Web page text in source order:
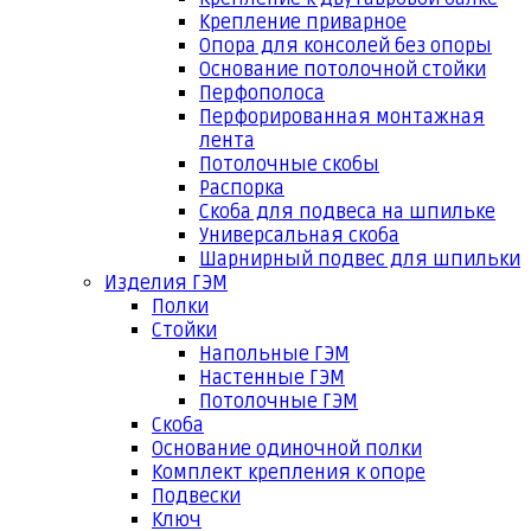
Крепление приварное
Опора для консолей без опоры
Основание потолочной стойки
Перфополоса
Перфорированная монтажная
лента
Потолочные скобы
Распорка
Скоба для подвеса на шпильке
Универсальная скоба
Шарнирный подвес для шпильки
Изделия ГЭМ
Полки
Стойки
Напольные ГЭМ
Настенные ГЭМ
Потолочные ГЭМ
Скоба
Основание одиночной полки
Комплект крепления к опоре
Подвески
Ключ